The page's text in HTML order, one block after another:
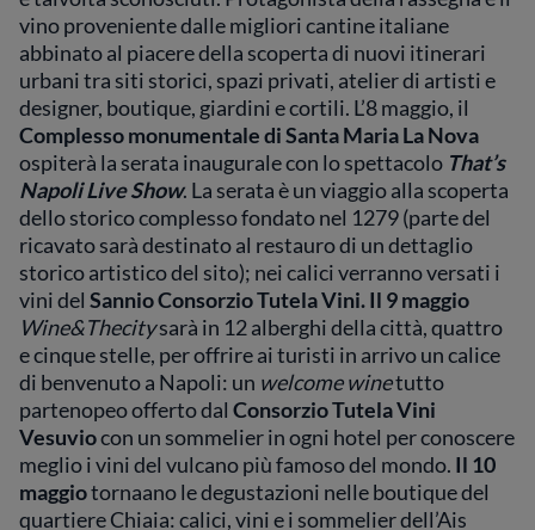
vino proveniente dalle migliori cantine italiane
abbinato al piacere della scoperta di nuovi itinerari
urbani tra siti storici, spazi privati, atelier di artisti e
designer, boutique, giardini e cortili. L’8 maggio, il
Complesso monumentale di Santa Maria La Nova
ospiterà la serata inaugurale con lo spettacolo That’s
Napoli Live Show. La serata è un viaggio alla scoperta
dello storico complesso fondato nel 1279 (parte del
ricavato sarà destinato al restauro di un dettaglio
storico artistico del sito); nei calici verranno versati i
vini del Sannio Consorzio Tutela Vini. Il 9 maggio
Wine&Thecitysarà in 12 alberghi della città, quattro
e cinque stelle, per offrire ai turisti in arrivo un calice
di benvenuto a Napoli: un welcome winetutto
partenopeo offerto dal Consorzio Tutela Vini
Vesuviocon un sommelier in ogni hotel per conoscere
meglio i vini del vulcano più famoso del mondo. Il 10
maggiotornaano le degustazioni nelle boutique del
quartiere Chiaia: calici, vini e i sommelier dell’Ais